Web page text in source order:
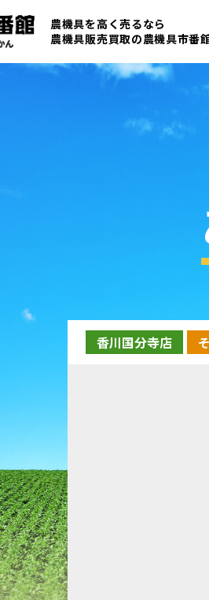
農機具を高く売るなら
農機具販売買取の農機具市番
香川国分寺店